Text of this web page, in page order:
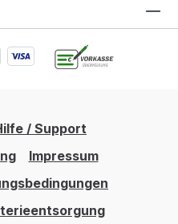
/ Support
Impressum